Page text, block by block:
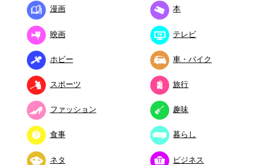
漫画 本
映画 テレビ
ホビー 車・バイク
スポーツ 旅行
ファッション 趣味
食事 暮らし
ネタ ビジネス